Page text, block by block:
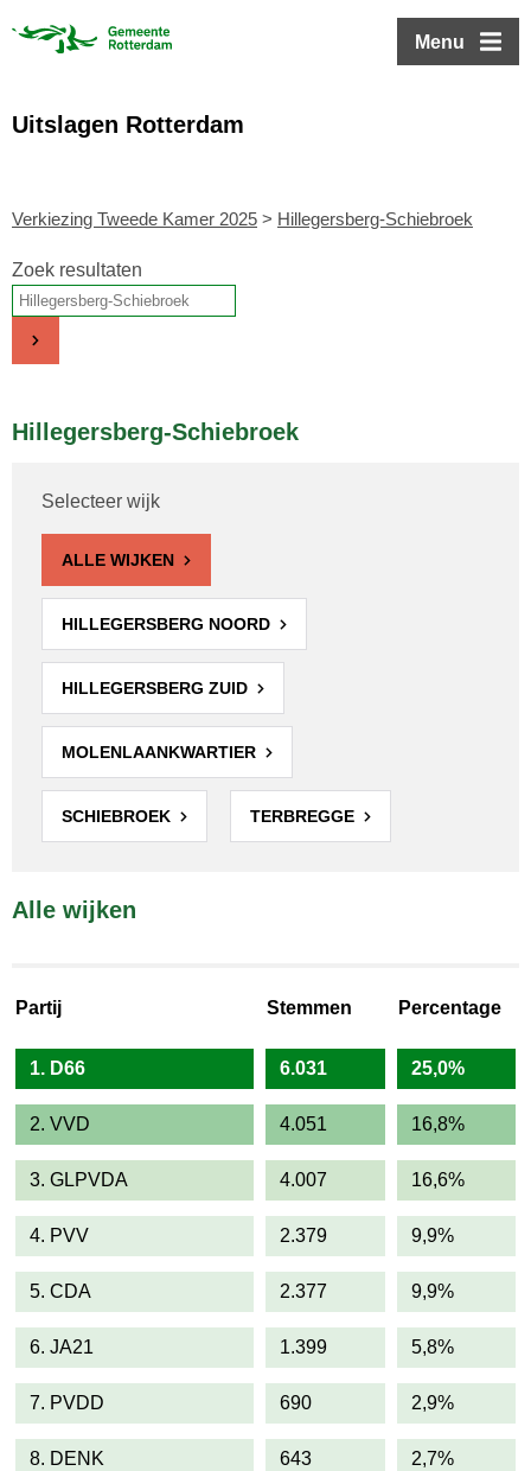
Menu
Uitslagen Rotterdam
Verkiezing Tweede Kamer 2025 > Hillegersberg-Schiebroek
Zoek resultaten
Hillegersberg-Schiebroek
Selecteer wijk
ALLE WIJKEN
HILLEGERSBERG NOORD
HILLEGERSBERG ZUID
MOLENLAANKWARTIER
SCHIEBROEK TERBREGGE
Alle wijken
Partij Stemmen Percentage
1. D66 6.031 25,0%
2. VVD 4.051 16,8%
3. GLPVDA 4.007 16,6%
4. PVV 2.379 9,9%
5. CDA 2.377 9,9%
6. JA21 1.399 5,8%
7. PVDD 690 2,9%
8. DENK 643 2,7%